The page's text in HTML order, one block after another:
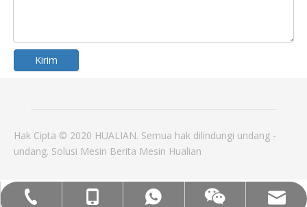
Tel:+86-577-88627766
Mob: +86-18858715170
WA: 0086 18858715170
Wechat wechat
Email: hl@hualian.biz
Kirim
Hak Cipta © 2020 HUALIAN. Semua hak dilindungi undang -
undang. Solusi Mesin Berita Mesin Hualian